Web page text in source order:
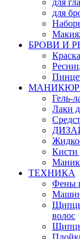
для
БРОВИ И
МАНИКЮР
Гель-
Лаки
Кисти
ТЕХНИКА
Фены
Щипцы
волос